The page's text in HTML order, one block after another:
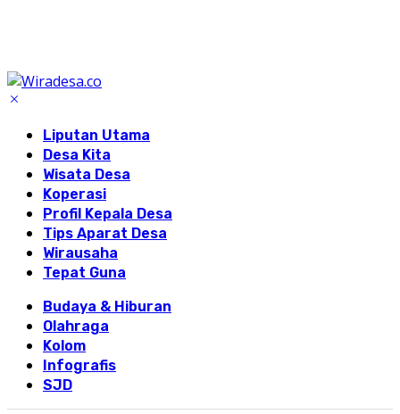
Liputan Utama
Desa Kita
Wisata Desa
Koperasi
Profil Kepala Desa
Tips Aparat Desa
Wirausaha
Tepat Guna
Budaya & Hiburan
Olahraga
Kolom
Infografis
SJD